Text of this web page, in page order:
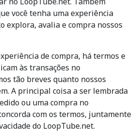
você tenha uma experiência
explora, avalia e compra nossos
de compra, há termos e
às transações no
tão breves quanto nossos
A principal coisa a ser lembrada
ou uma compra no
com os termos, juntamente
do LoopTube.net.